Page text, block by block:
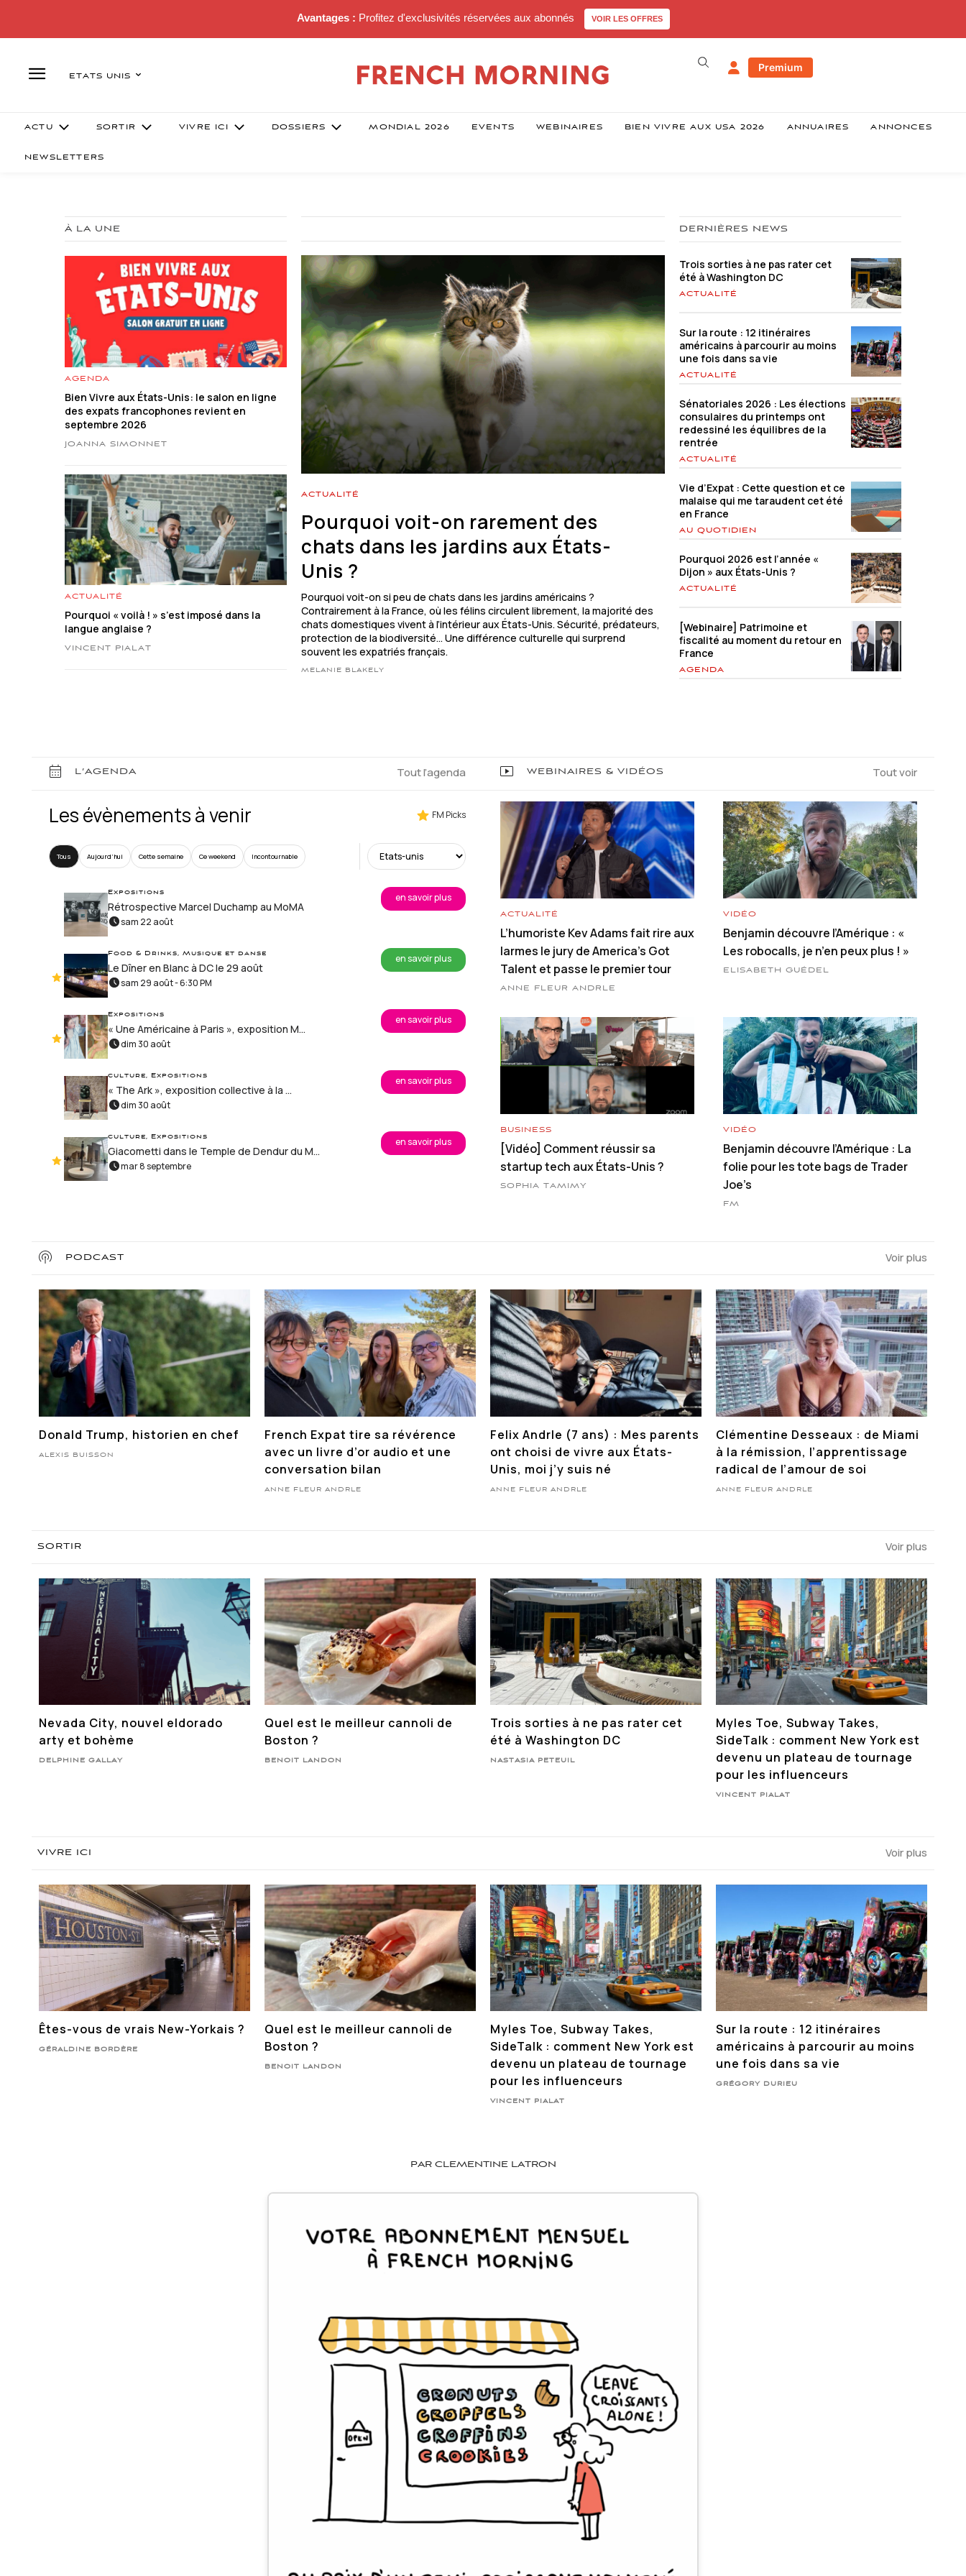
Avantages : Profitez d'exclusivités réservées aux abonnés VOIR LES OFFRES
ETATS UNIS
Premium
ACTU SORTIR VIVRE ICI DOSSIERS MONDIAL 2026 EVENTS WEBINAIRES BIEN VIVRE AUX USA 2026 ANNUAIRES ANNONCES
NEWSLETTERS
À LA UNE
AGENDA
Bien Vivre aux États-Unis: le salon en ligne
des expats francophones revient en
septembre 2026
JOANNA SIMONNET
ACTUALITÉ
Pourquoi « voilà ! » s’est imposé dans la
langue anglaise ?
VINCENT PIALAT
ACTUALITÉ
Pourquoi voit-on rarement des
chats dans les jardins aux États-
Unis ?
Pourquoi voit-on si peu de chats dans les jardins américains ?
Contrairement à la France, où les félins circulent librement, la majorité des
chats domestiques vivent à l’intérieur aux États-Unis. Sécurité, prédateurs,
protection de la biodiversité… Une différence culturelle qui surprend
souvent les expatriés français.
MELANIE BLAKELY
DERNIÈRES NEWS
Trois sorties à ne pas rater cet
été à Washington DC
ACTUALITÉ
Sur la route : 12 itinéraires
américains à parcourir au moins
une fois dans sa vie
ACTUALITÉ
Sénatoriales 2026 : Les élections
consulaires du printemps ont
redessiné les équilibres de la
rentrée
ACTUALITÉ
Vie d’Expat : Cette question et ce
malaise qui me taraudent cet été
en France
AU QUOTIDIEN
Pourquoi 2026 est l’année «
Dijon » aux États-Unis ?
ACTUALITÉ
[Webinaire] Patrimoine et
fiscalité au moment du retour en
France
AGENDA
L’AGENDA Tout l’agenda
Les évènements à venir FM Picks
Tous Aujourd’hui Cette semaine Ce weekend Incontournable
Expositions
Rétrospective Marcel Duchamp au MoMA
sam 22 août
en savoir plus
Food & Drinks, Musique et danse
Le Dîner en Blanc à DC le 29 août
sam 29 août - 6:30 PM
en savoir plus
Expositions
« Une Américaine à Paris », exposition M...
dim 30 août
en savoir plus
culture, Expositions
« The Ark », exposition collective à la ...
dim 30 août
en savoir plus
culture, Expositions
Giacometti dans le Temple de Dendur du M...
mar 8 septembre
en savoir plus
WEBINAIRES & VIDÉOS Tout voir
ACTUALITÉ
L’humoriste Kev Adams fait rire aux
larmes le jury de America’s Got
Talent et passe le premier tour
ANNE FLEUR ANDRLE
VIDÉO
Benjamin découvre l’Amérique : «
Les robocalls, je n’en peux plus ! »
ELISABETH GUÉDEL
BUSINESS
[Vidéo] Comment réussir sa
startup tech aux États-Unis ?
SOPHIA TAMIMY
VIDÉO
Benjamin découvre l’Amérique : La
folie pour les tote bags de Trader
Joe’s
FM
PODCAST Voir plus
Donald Trump, historien en chef
ALEXIS BUISSON
French Expat tire sa révérence
avec un livre d’or audio et une
conversation bilan
ANNE FLEUR ANDRLE
Felix Andrle (7 ans) : Mes parents
ont choisi de vivre aux États-
Unis, moi j’y suis né
ANNE FLEUR ANDRLE
Clémentine Desseaux : de Miami
à la rémission, l’apprentissage
radical de l’amour de soi
ANNE FLEUR ANDRLE
SORTIR Voir plus
Nevada City, nouvel eldorado
arty et bohème
DELPHINE GALLAY
Quel est le meilleur cannoli de
Boston ?
BENOIT LANDON
Trois sorties à ne pas rater cet
été à Washington DC
NASTASIA PETEUIL
Myles Toe, Subway Takes,
SideTalk : comment New York est
devenu un plateau de tournage
pour les influenceurs
VINCENT PIALAT
VIVRE ICI Voir plus
Êtes-vous de vrais New-Yorkais ?
GÉRALDINE BORDÈRE
Quel est le meilleur cannoli de
Boston ?
BENOIT LANDON
Myles Toe, Subway Takes,
SideTalk : comment New York est
devenu un plateau de tournage
pour les influenceurs
VINCENT PIALAT
Sur la route : 12 itinéraires
américains à parcourir au moins
une fois dans sa vie
GRÉGORY DURIEU
PAR CLEMENTINE LATRON